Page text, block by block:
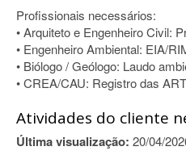
Profissionais necessários:
• Arquiteto e Engenheiro Civil:
• Engenheiro Ambiental: EIA/
• Biólogo / Geólogo: Laudo
• CREA/CAU: Registro das
Atividades do cliente
Última visualização: 20/04/